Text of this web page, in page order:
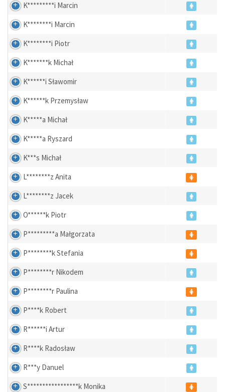
K*********i Marcin
K********i Marcin
K********i Piotr
K*******k Michał
K******i Sławomir
K******k Przemysław
K*****a Michał
K*****a Ryszard
K***s Michał
L********z Anita
L********z Jacek
O******k Piotr
P*********a Małgorzata
P********k Stefania
P********r Nikodem
P********r Paulina
P****k Robert
R******i Artur
R****k Radosław
R***y Danuel
S*****************k Monika